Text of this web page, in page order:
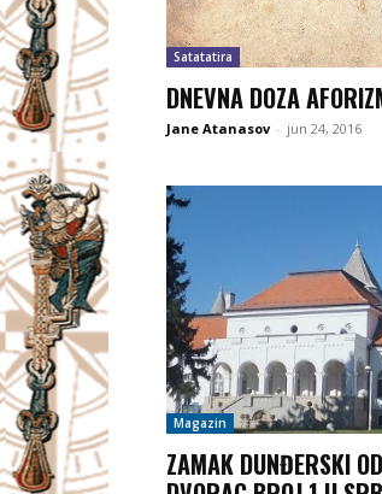
Satatatira
DNEVNA DOZA
Jane Atanasov - jun 24, 2016
Magazin
ZAMAK DUNĐERSKI